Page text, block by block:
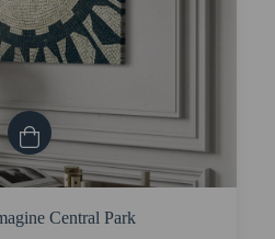
Central Park